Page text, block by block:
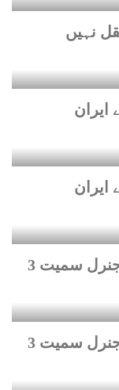
نہیں
ایران
ایران
سمیت 3
سمیت 3